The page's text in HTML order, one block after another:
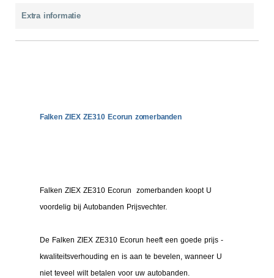
Extra informatie
Falken ZIEX ZE310 Ecorun zomerbanden
Falken ZIEX ZE310 Ecorun zomerbanden koopt U
voordelig bij Autobanden Prijsvechter.
De Falken ZIEX ZE310 Ecorun heeft een goede prijs -
kwaliteitsverhouding en is aan te bevelen, wanneer U
niet teveel wilt betalen voor uw autobanden.